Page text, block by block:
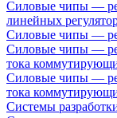
Силовые чипы —
линейных
Силовые чипы —
Силовые чипы —
тока
Силовые чипы —
тока
Системы